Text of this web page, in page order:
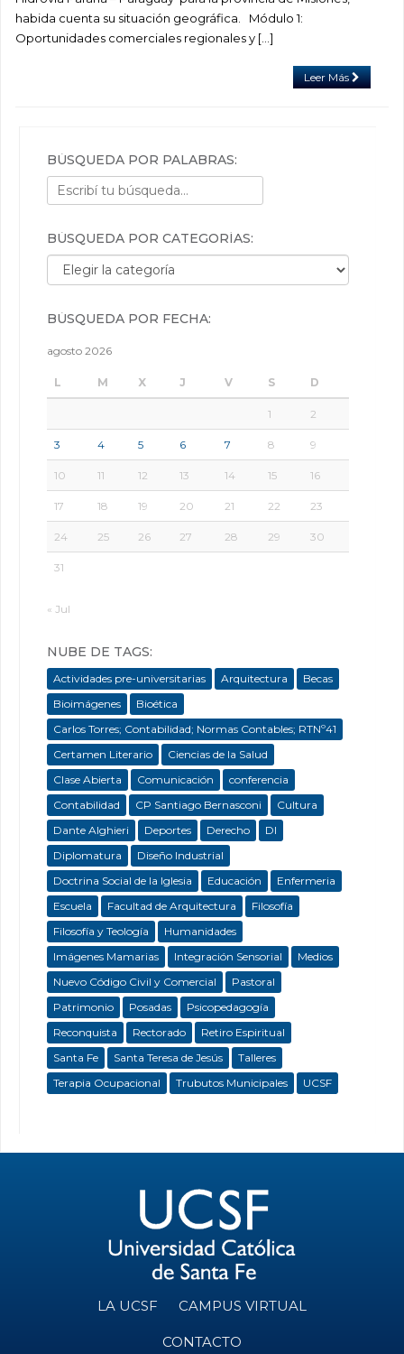
habida cuenta su situación geográfica. Módulo 1:
Oportunidades comerciales regionales y […]
Leer Más
BÚSQUEDA POR PALABRAS:
BÚSQUEDA POR CATEGORÍAS:
Búsqueda por categorías:
BÚSQUEDA POR FECHA:
agosto 2026
L M X J V S D
1 2
3 4 5 6 7 8 9
10 11 12 13 14 15 16
17 18 19 20 21 22 23
24 25 26 27 28 29 30
31
« Jul
NUBE DE TAGS:
Actividades pre-universitarias Arquitectura
Becas
Bioimágenes
Bioética
Carlos Torres; Contabilidad; Normas Contables; RTNº41
Certamen Literario
Ciencias de la Salud
Clase Abierta
Comunicación
conferencia
Contabilidad
CP Santiago Bernasconi
Cultura
Dante Alghieri
Deportes Derecho
DI
Diplomatura
Diseño Industrial
Doctrina Social de la Iglesia
Educación
Enfermeria
Escuela
Facultad de Arquitectura
Filosofía
Filosofía y Teología
Humanidades
Imágenes Mamarias
Integración Sensorial
Medios
Nuevo Código Civil y Comercial
Pastoral
Patrimonio
Posadas
Psicopedagogía
Reconquista
Rectorado
Retiro Espiritual
Santa Fe
Santa Teresa de Jesús
Talleres
Terapia Ocupacional
Trubutos Municipales UCSF
LA UCSF CAMPUS VIRTUAL
CONTACTO